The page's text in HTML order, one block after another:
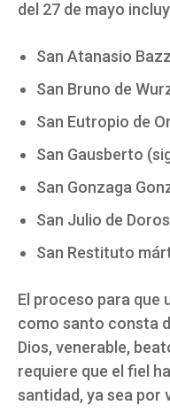
del 27 de mayo
San Atanasio
San Bruno de
San Eutropio de
San Gausberto
San Gonzaga
San Julio de
San Restituto
El proceso para que
como santo consta
Dios, venerable,
requiere que el fiel
santidad, ya sea por